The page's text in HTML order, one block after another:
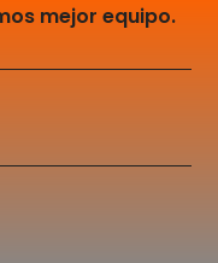
mejor equipo.